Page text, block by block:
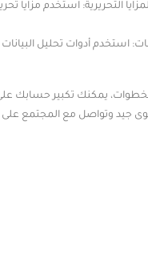
التحريرية: استخدم مزايا
استخدم أدوات تحليل
يمكنك تكبير حسابك
جيد وتواصل مع المجتمع